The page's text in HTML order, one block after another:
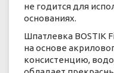
не годится для
основаниях.
Шпатлевка BOSTIK
на основе
консистенцию,